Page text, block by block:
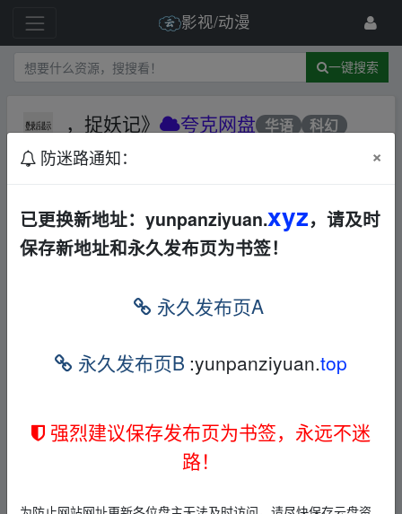
影视/动漫
一键搜索
，捉妖记》 夸克网盘 华语 科幻
195 级
▂fr‥om w▪ww.y un_pan﹏zi yu_an.xy▁z
▂fr‥om w▪ww.y un_pan﹏zi yu_an.xy▁z
▂fr‥om w▪ww.y un_pan﹏zi yu_an.xy▁z
免责声明
防迷路通知： ×
已更换新地址：yunpanziyuan.xyz，请及时
保存新地址和永久发布页为书签！
永久发布页A
永久发布页B :yunpanziyuan.top
强烈建议保存发布页为书签，永远不迷
路！